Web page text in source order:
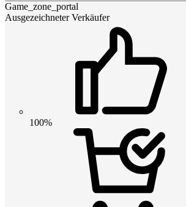
Game_zone_portal
Ausgezeichneter Verkäufer
100%